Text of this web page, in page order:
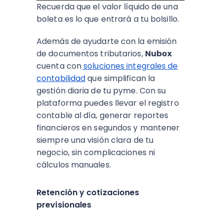
Recuerda que el valor líquido de una
boleta es lo que entrará a tu bolsillo.
Además de ayudarte con la emisión
de documentos tributarios, Nubox
cuenta consoluciones integrales de
contabilidadque simplifican la
gestión diaria de tu pyme. Con su
plataforma puedes llevar el registro
contable al día, generar reportes
financieros en segundos y mantener
siempre una visión clara de tu
negocio, sin complicaciones ni
cálculos manuales.
Retención y cotizaciones
previsionales